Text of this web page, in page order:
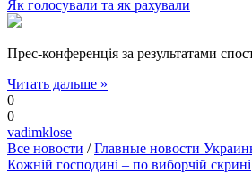
Як голосували та як рахували
Прес-конференція за результатами
Читать дальше »
0
0
vadimklose
Все новости /Главные новости
Кожній господині – по виборчій скрині